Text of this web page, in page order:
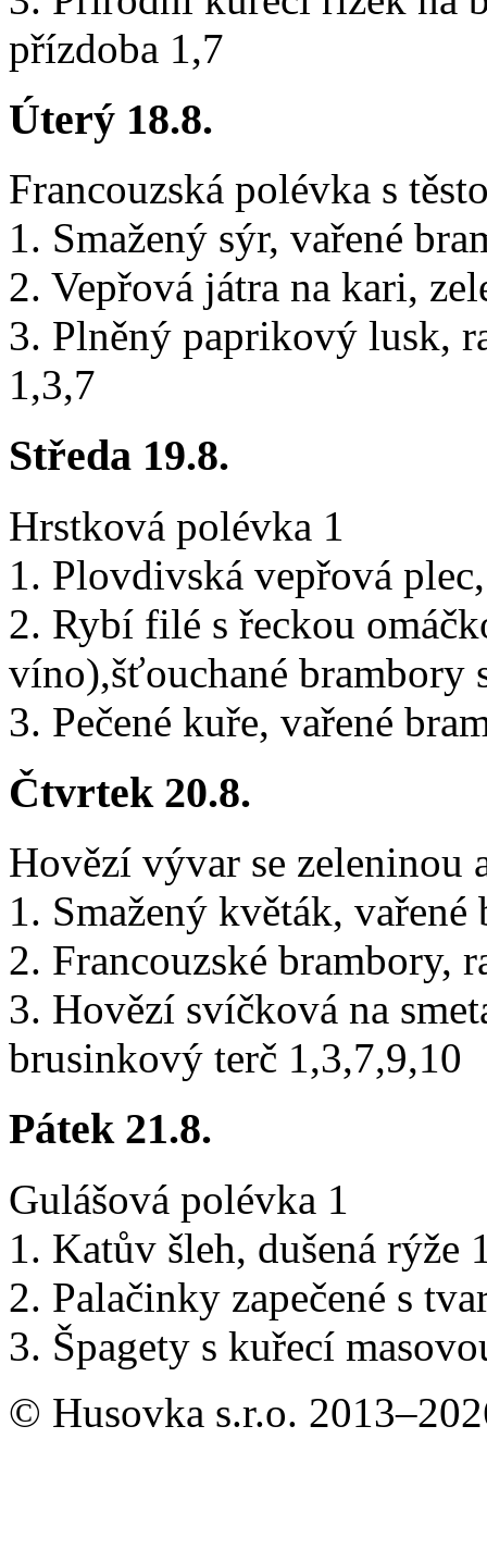
přízdoba 1,7
Úterý 18.8.
Francouzská polévka s
1. Smažený sýr, vařené
2. Vepřová játra na kari,
3. Plněný paprikový lusk,
1,3,7
Středa 19.8.
Hrstková polévka 1
1. Plovdivská vepřová
2. Rybí filé s řeckou
víno),šťouchané brambory
3. Pečené kuře, vařené
Čtvrtek 20.8.
Hovězí vývar se zeleninou
1. Smažený květák,
2. Francouzské brambory,
3. Hovězí svíčková na
brusinkový terč 1,3,7,9,10
Pátek 21.8.
Gulášová polévka 1
1. Katův šleh, dušená rýže
2. Palačinky zapečené s
3. Špagety s kuřecí
© Husovka s.r.o.